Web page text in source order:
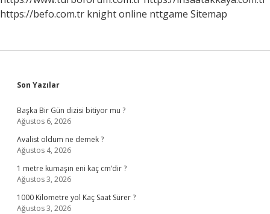
https://befo.com.tr knight online nttgame Sitemap
Sidebar
Son Yazılar
Başka Bir Gün dizisi bitiyor mu ?
Ağustos 6, 2026
Avalist oldum ne demek ?
Ağustos 4, 2026
1 metre kumaşın eni kaç cm’dir ?
Ağustos 3, 2026
1000 Kilometre yol Kaç Saat Sürer ?
Ağustos 3, 2026